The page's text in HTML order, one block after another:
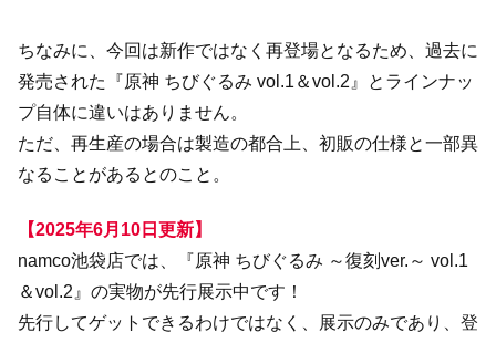
ちなみに、今回は新作ではなく再登場となるため、過去に
発売された『原神 ちびぐるみ vol.1＆vol.2』とラインナッ
プ自体に違いはありません。
ただ、再生産の場合は製造の都合上、初販の仕様と一部異
なることがあるとのこと。
【2025年6月10日更新】
namco池袋店では、『原神 ちびぐるみ ～復刻ver.～ vol.1
＆vol.2』の実物が先行展示中です！
先行してゲットできるわけではなく、展示のみであり、登